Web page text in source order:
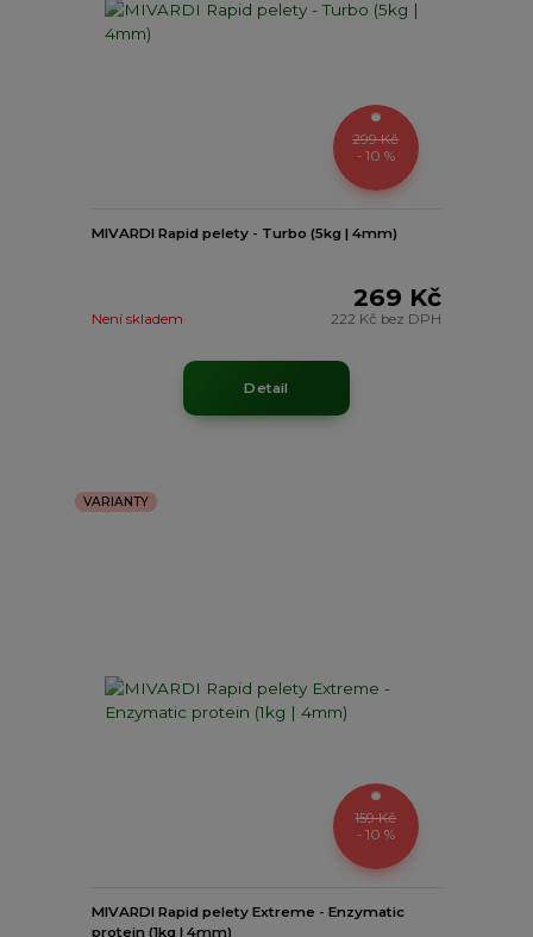
299 Kč
- 10 %
MIVARDI Rapid pelety - Turbo (5kg | 4mm)
269 Kč
222 Kč bez DPH
Není skladem
Detail
VARIANTY
159 Kč
- 10 %
MIVARDI Rapid pelety Extreme - Enzymatic
protein (1kg | 4mm)